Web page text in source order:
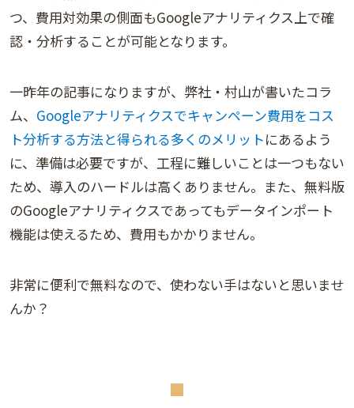
つ、費用対効果の側面もGoogleアナリティクス上で確
認・分析することが可能となります。
一昨年の記事になりますが、弊社・村山が書いたコラ
ム、 Googleアナリティクスでキャンペーン費用をコス
ト分析する方法と得られる多くのメリットにあるよう
に、準備は必要ですが、工程に難しいことは一つもない
ため、導入のハードルは高くありません。また、無料版
のGoogleアナリティクスであってもデータインポート
機能は使えるため、費用もかかりません。
非常に便利で無料なので、使わない手はないと思いませ
んか？